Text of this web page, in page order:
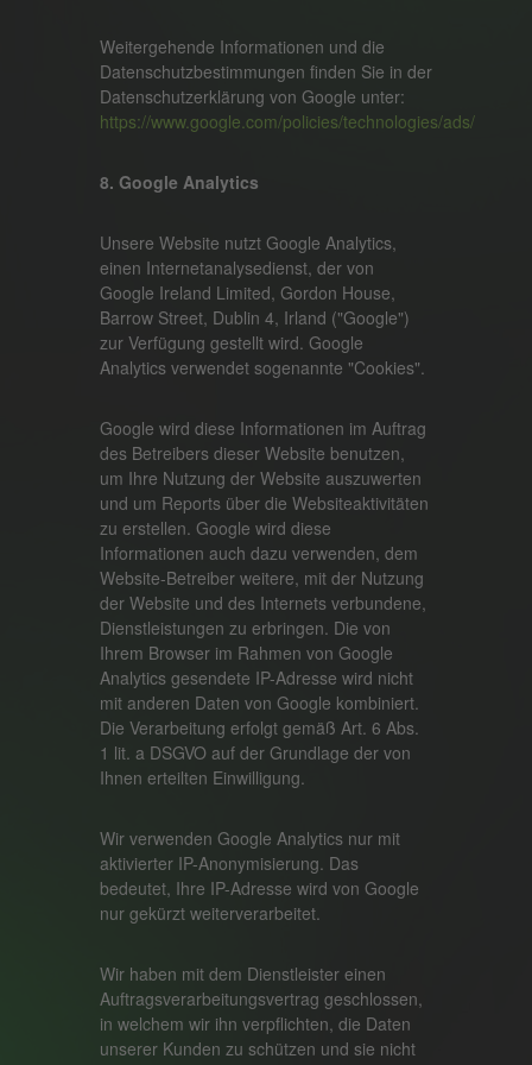
Weitergehende Informationen und die
Datenschutzbestimmungen finden Sie in der
Datenschutzerklärung von Google unter:
https://www.google.com/policies/technologies/ads/
8. Google Analytics
Unsere Website nutzt Google Analytics,
einen Internetanalysedienst, der von
Google Ireland Limited, Gordon House,
Barrow Street, Dublin 4, Irland ("Google")
zur Verfügung gestellt wird. Google
Analytics verwendet sogenannte "Cookies".
Google wird diese Informationen im Auftrag
des Betreibers dieser Website benutzen,
um Ihre Nutzung der Website auszuwerten
und um Reports über die Websiteaktivitäten
zu erstellen. Google wird diese
Informationen auch dazu verwenden, dem
Website-Betreiber weitere, mit der Nutzung
der Website und des Internets verbundene,
Dienstleistungen zu erbringen. Die von
Ihrem Browser im Rahmen von Google
Analytics gesendete IP-Adresse wird nicht
mit anderen Daten von Google kombiniert.
Die Verarbeitung erfolgt gemäß Art. 6 Abs.
1 lit. a DSGVO auf der Grundlage der von
Ihnen erteilten Einwilligung.
Wir verwenden Google Analytics nur mit
aktivierter IP-Anonymisierung. Das
bedeutet, Ihre IP-Adresse wird von Google
nur gekürzt weiterverarbeitet.
Wir haben mit dem Dienstleister einen
Auftragsverarbeitungsvertrag geschlossen,
in welchem wir ihn verpflichten, die Daten
unserer Kunden zu schützen und sie nicht